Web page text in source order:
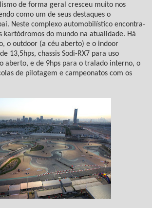
de forma geral cresceu muito nos
como um de seus destaques o
Neste complexo automobilístico encontra-
kartódromos do mundo na atualidade. Há
o outdoor (a céu aberto) e o indoor
13,5hps, chassis Sodi-RX7 para uso
aberto, e de 9hps para o tralado interno, o
de pilotagem e campeonatos com os